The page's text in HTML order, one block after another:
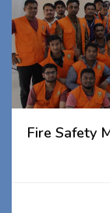
Fire Safety